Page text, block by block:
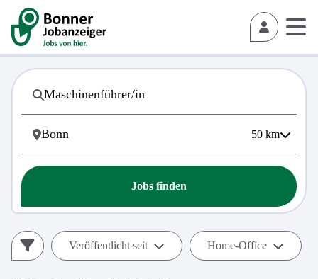
50 km
Jobs finden
Veröffentlicht seit Home-Office